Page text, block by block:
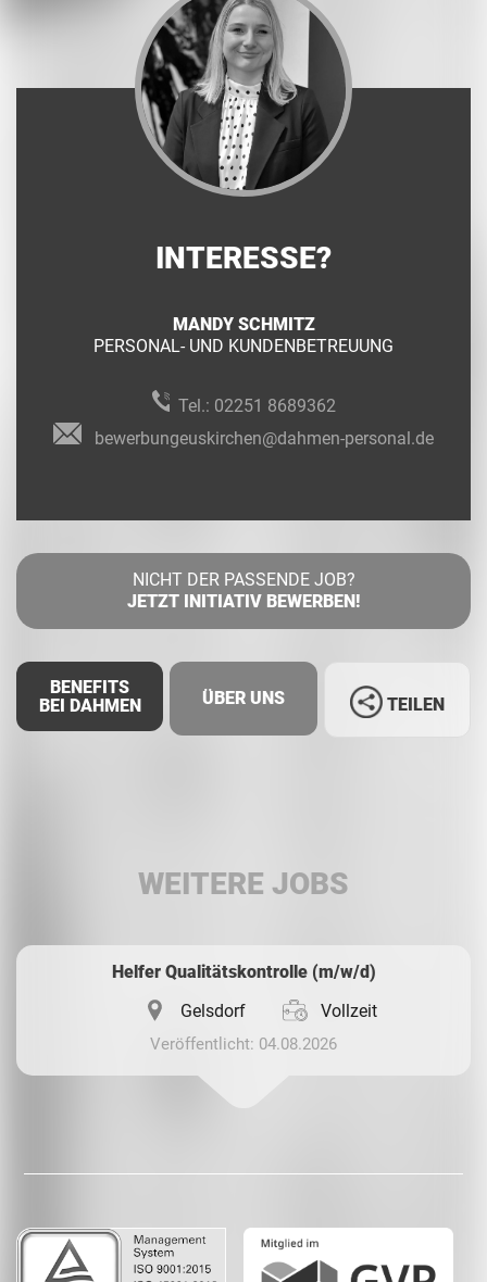
INTERESSE?
MANDY SCHMITZ
PERSONAL- UND KUNDENBETREUUNG
Tel.: 02251 8689362
bewerbungeuskirchen@dahmen-personal.de
NICHT DER PASSENDE JOB?
JETZT INITIATIV BEWERBEN!
BENEFITS
BEI DAHMEN
ÜBER UNS TEILEN
WEITERE JOBS
Helfer Qualitätskontrolle (m/w/d)
Gelsdorf
Vollzeit
Veröffentlicht: 04.08.2026